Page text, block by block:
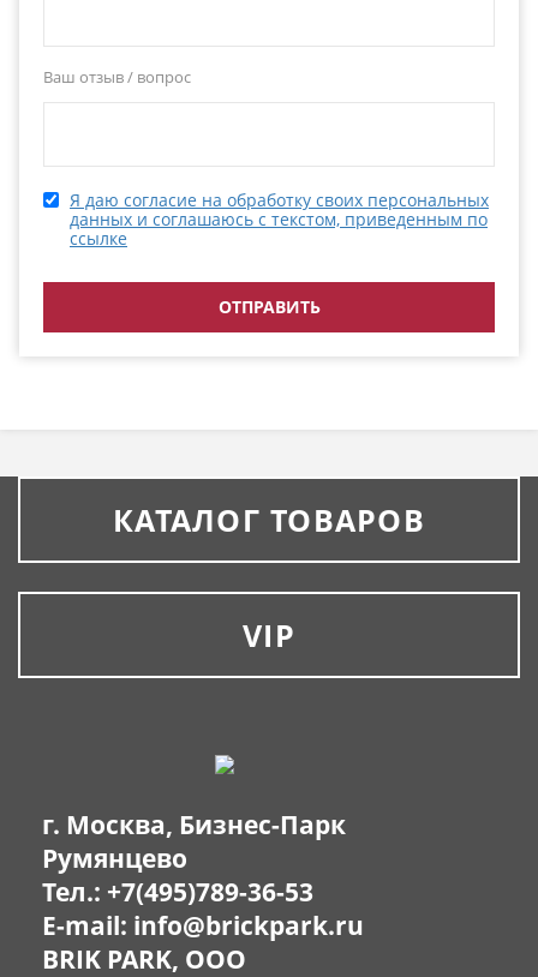
Ваш отзыв / вопрос
Я даю согласие на обработку своих персональных
данных и соглашаюсь с текстом, приведенным по
ссылке
КАТАЛОГ ТОВАРОВ
VIP
г. Москва, Бизнес-Парк
Румянцево
Тел.: +7(495)789-36-53
E-mail: info@brickpark.ru
BRIK PARK, OOO